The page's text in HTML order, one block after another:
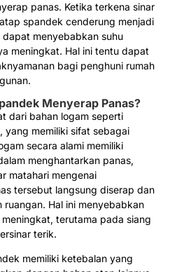
panas. Ketika terkena sinar
spandek cenderung menjadi
menyebabkan suhu
meningkat. Hal ini tentu dapat
bagi penghuni rumah
Menyerap Panas?
dari bahan logam seperti
yang memiliki sifat sebagai
secara alami memiliki
menghantarkan panas,
matahari mengenai
tersebut langsung diserap dan
ruangan. Hal ini menyebabkan
terutama pada siang
terik.
memiliki ketebalan yang